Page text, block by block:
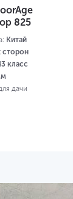
825
Китай
сторон
класс
дачи